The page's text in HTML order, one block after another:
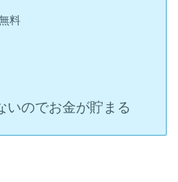
料
いのでお金が貯まる